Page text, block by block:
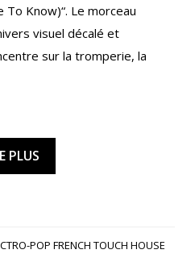
To Know)“. Le morceau
visuel décalé et
sur la tromperie, la
PLUS
POP FRENCH TOUCH HOUSE